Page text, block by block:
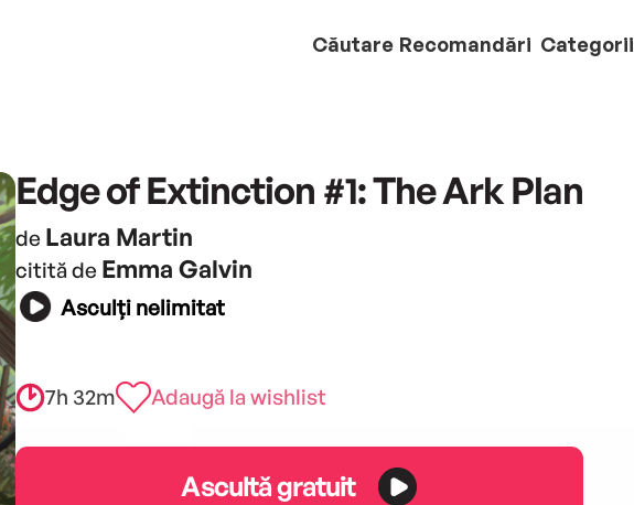
Căutare Recomandări Categorii
Edge of Extinction #1: The Ark Plan
de Laura Martin
citită de Emma Galvin
Asculți nelimitat
7h 32m Adaugă la wishlist
Ascultă gratuit